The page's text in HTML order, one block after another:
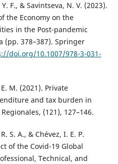
F., & Savintseva, N. V. (2023).
the Economy on the
in the Post-pandemic
(pp. 378–387). Springer
doi.org/10.1007/978-3-031-
M. (2021). Private
and tax burden in
(121), 127–146.
S. A., & Chévez, I. E. P.
of the Covid-19 Global
Technical, and